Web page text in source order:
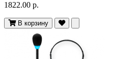
1822.00 р.
В корзину